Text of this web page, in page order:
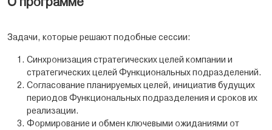
Задачи, которые решают подобные сессии:
Синхронизация стратегических целей компании и
стратегических целей Функциональных подразделений.
Согласование планируемых целей, инициатив будущих
периодов Функциональных подразделения и сроков их
реализации.
Формирование и обмен ключевыми ожиданиями от